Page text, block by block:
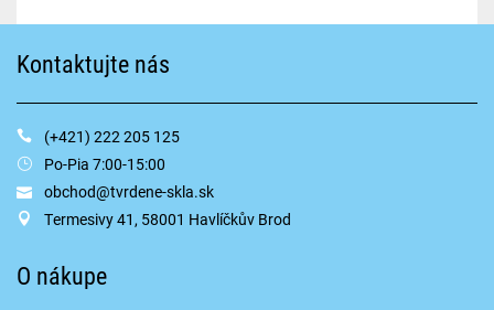
Kontaktujte nás
(+421) 222 205 125
Po-Pia 7:00-15:00
obchod@tvrdene-skla.sk
Termesivy 41, 58001 Havlíčkův Brod
O nákupe